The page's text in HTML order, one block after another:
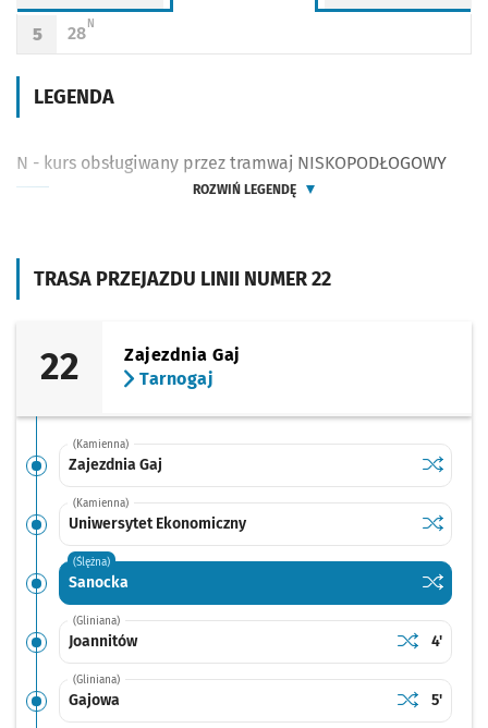
TRASA PRZEJAZDU LINII NUMER 22
22
Zajezdnia Gaj
Tarnogaj
(Kamienna)
Zajezdnia Gaj Sprawdź
(Kamienna)
Uniwersytet Ekonomiczny Sprawdź
(Ślężna)
Sanocka Sprawdź
Sanocka
(Gliniana)
Joannitów Sprawdź
Joannitów
Czas
4'
(Gliniana)
Gajowa Sprawdź
GajowaCzas
5'
Rozkład jazdy -
Godzina odjazdu
5
Odjazd
28
minut po godzinie 5
N
LEGENDA
N - kurs obsługiwany przez tramwaj NISKOPODŁOGOWY
ROZWIŃ LEGENDĘ